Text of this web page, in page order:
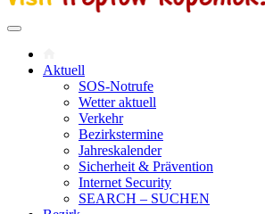
Aktuell
SOS-Notrufe
Wetter aktuell
Verkehr
Bezirkstermine
Jahreskalender
Sicherheit & Prävention
Internet Security
SEARCH – SUCHEN